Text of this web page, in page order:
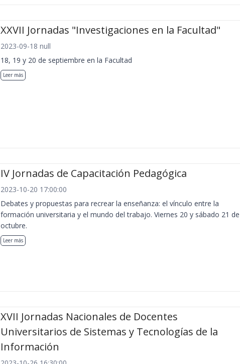
XXVII Jornadas "Investigaciones en la Facultad"
2023-09-18 null
18, 19 y 20 de septiembre en la Facultad
Leer más
IV Jornadas de Capacitación Pedagógica
2023-10-20 17:00:00
Debates y propuestas para recrear la enseñanza: el vínculo entre la
formación universitaria y el mundo del trabajo. Viernes 20 y sábado 21 de
octubre.
Leer más
XVII Jornadas Nacionales de Docentes
Universitarios de Sistemas y Tecnologías de la
Información